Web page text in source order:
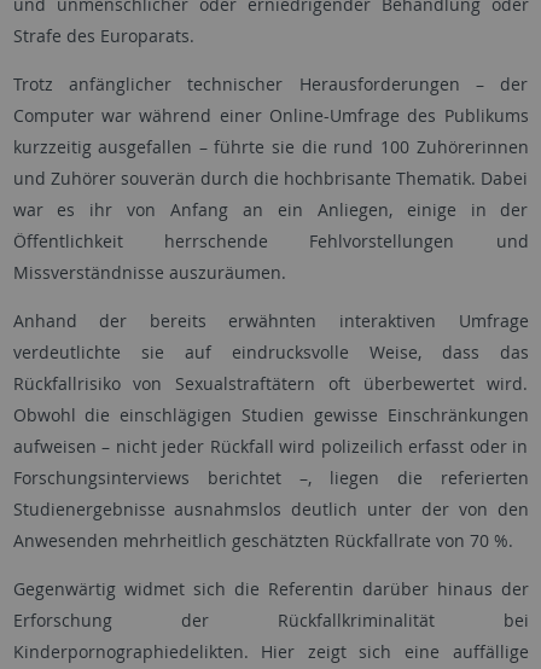
Strafe des Europarats.
Trotz anfänglicher technischer Herausforderungen – der
Computer war während einer Online-Umfrage des Publikums
kurzzeitig ausgefallen – führte sie die rund 100 Zuhörerinnen
und Zuhörer souverän durch die hochbrisante Thematik. Dabei
war es ihr von Anfang an ein Anliegen, einige in der
Öffentlichkeit herrschende Fehlvorstellungen und
Missverständnisse auszuräumen.
Anhand der bereits erwähnten interaktiven Umfrage
verdeutlichte sie auf eindrucksvolle Weise, dass das
Rückfallrisiko von Sexualstraftätern oft überbewertet wird.
Obwohl die einschlägigen Studien gewisse Einschränkungen
aufweisen – nicht jeder Rückfall wird polizeilich erfasst oder in
Forschungsinterviews berichtet –, liegen die referierten
Studienergebnisse ausnahmslos deutlich unter der von den
Anwesenden mehrheitlich geschätzten Rückfallrate von 70 %.
Gegenwärtig widmet sich die Referentin darüber hinaus der
Erforschung der Rückfallkriminalität bei
Kinderpornographiedelikten. Hier zeigt sich eine auffällige